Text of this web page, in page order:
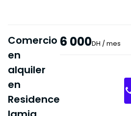
Comercio
en
alquiler
en
Residence
6 000DH / mes